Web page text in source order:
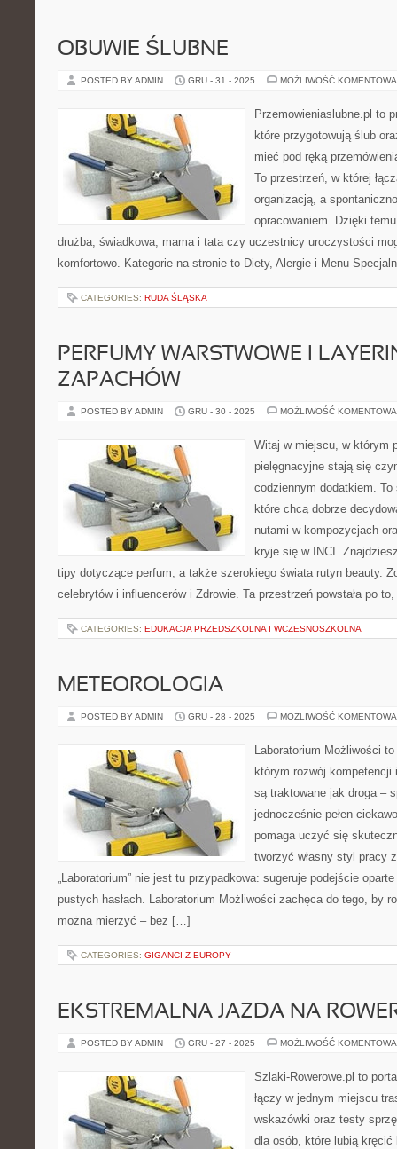
OBUWIE ŚLUBNE
POSTED BY ADMIN GRU - 31 - 2025 MOŻLIWOŚĆ
Przemowieniaslubne.pl to
które przygotowują ślub
mieć pod ręką
To przestrzeń, w której
organizacją, a
opracowaniem. Dzięki
drużba, świadkowa, mama i tata czy uczestnicy uroczystości
komfortowo. Kategorie na stronie to Diety, Alergie i Menu
CATEGORIES: RUDA ŚLĄSKA
PERFUMY WARSTWOWE I
ZAPACHÓW
POSTED BY ADMIN GRU - 30 - 2025 MOŻLIWOŚĆ
Witaj w miejscu, w którym
pielęgnacyjne stają się
codziennym dodatkiem.
które chcą dobrze
nutami w kompozycjach
kryje się w INCI.
tipy dotyczące perfum, a także szerokiego świata rutyn beauty.
celebrytów i influencerów i Zdrowie. Ta przestrzeń powstała po
CATEGORIES: EDUKACJA PRZEDSZKOLNA I WCZESNOSZKOLNA
METEOROLOGIA
POSTED BY ADMIN GRU - 28 - 2025 MOŻLIWOŚĆ
Laboratorium Możliwości
którym rozwój
są traktowane jak droga –
jednocześnie pełen
pomaga uczyć się
tworzyć własny styl pracy
„Laboratorium” nie jest tu przypadkowa: sugeruje podejście
pustych hasłach. Laboratorium Możliwości zachęca do tego, by
można mierzyć – bez […]
CATEGORIES: GIGANCI Z EUROPY
EKSTREMALNA JAZDA NA
POSTED BY ADMIN GRU - 27 - 2025 MOŻLIWOŚĆ
Szlaki-Rowerowe.pl to
łączy w jednym miejscu
wskazówki oraz testy
dla osób, które lubią